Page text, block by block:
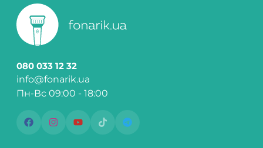
080 033 12 32
info@fonarik.ua
Пн-Вс 09:00 - 18:00